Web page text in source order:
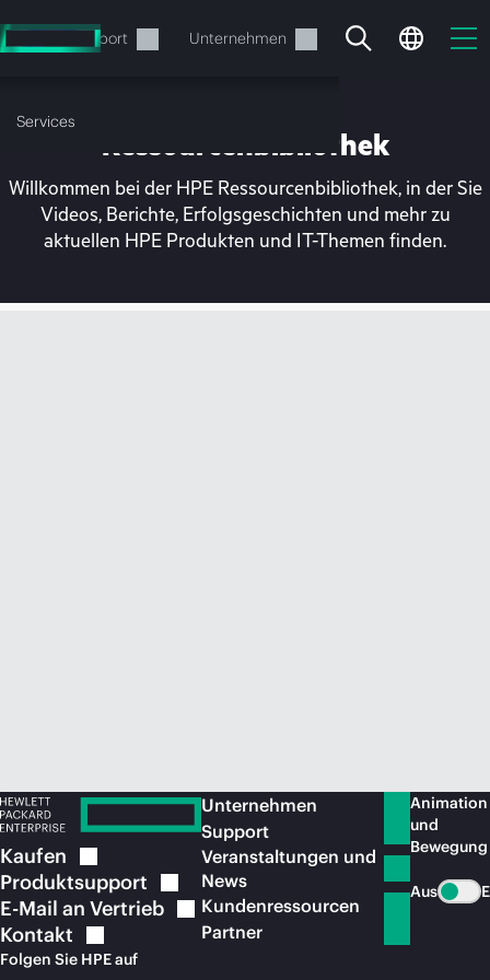
Hauptinhalt
wechseln
Support Unternehmen
Services
Ihr Warenkorb ist aktuell
Ressourcenbibliothek
Willkommen bei der HPE Ressourcenbibliothek, in der Sie
Videos, Berichte, Erfolgsgeschichten und mehr zu
aktuellen HPE Produkten und IT-Themen finden.
Kaufen
Produktsupport
E-Mail an Vertrieb
Kontakt
Folgen Sie HPE auf
Unternehmen
Support
Veranstaltungen und
News
Kundenressourcen
Partner
Animation
und
Bewegung
Aus